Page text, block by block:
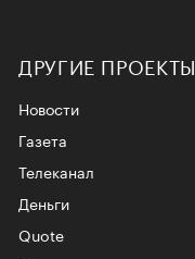
ДРУГИЕ ПРОЕКТЫ
Новости
Газета
Телеканал
Деньги
Quote